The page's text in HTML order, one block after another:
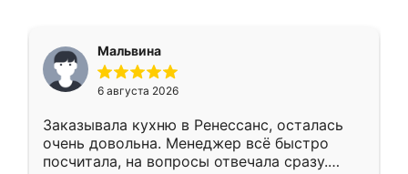
Мальвина
6 августа 2026
Заказывала кухню в Ренессанс, осталась
очень довольна. Менеджер всё быстро
посчитала, на вопросы отвечала сразу.